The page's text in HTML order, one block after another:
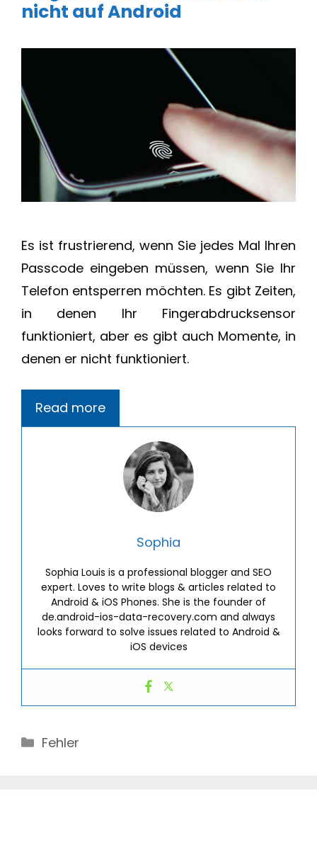
nicht auf Android
Es ist frustrierend, wenn Sie jedes Mal Ihren
Passcode eingeben müssen, wenn Sie Ihr
Telefon entsperren möchten. Es gibt Zeiten,
in denen Ihr Fingerabdrucksensor
funktioniert, aber es gibt auch Momente, in
denen er nicht funktioniert.
Read more
Sophia
Sophia Louis is a professional blogger and SEO
expert. Loves to write blogs & articles related to
Android & iOS Phones. She is the founder of
de.android-ios-data-recovery.com and always
looks forward to solve issues related to Android &
iOS devices
Categories
Fehler